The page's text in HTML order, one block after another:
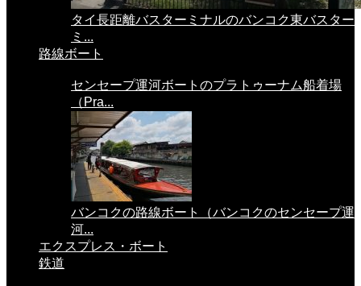
タイ長距離バスターミナルのバンコク東バスター
ミ...
路線ボート
センセープ運河ボートのプラトゥーナム船着場
（Pra...
バンコクの路線ボート（バンコクのセンセープ運
河...
エクスプレス・ボート
鉄道